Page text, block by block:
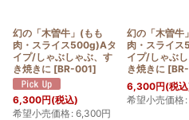
幻の「木曽牛」(もも
肉・スライス500g)Aタ
イプ/しゃぶしゃぶ、す
き焼きに [BR-001]
6,300円(税込)
希望小売価格: 6,300円
幻の「木曽牛
肉・スライ
イプ/しゃぶ
き焼きに [
6,300円(税
希望小売価格: